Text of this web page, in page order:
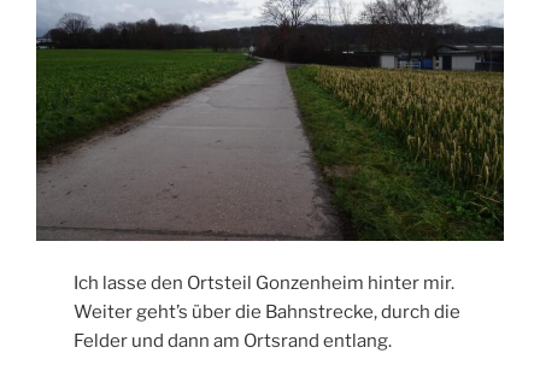
Ich lasse den Ortsteil Gonzenheim hinter mir.
Weiter geht’s über die Bahnstrecke, durch die
Felder und dann am Ortsrand entlang.